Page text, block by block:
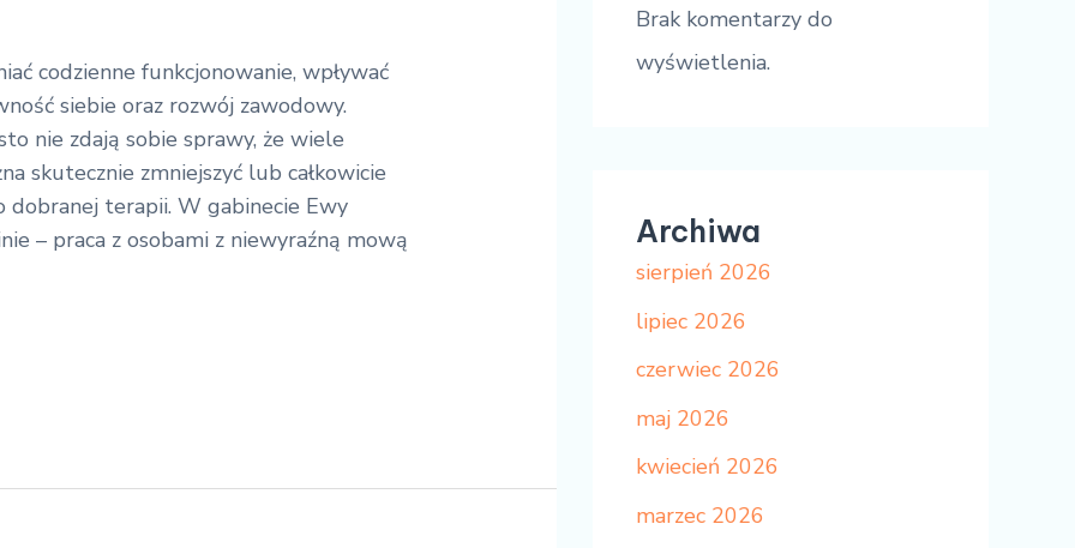
codzienne funkcjonowanie, wpływać
siebie oraz rozwój zawodowy.
nie zdają sobie sprawy, że wiele
skutecznie zmniejszyć lub całkowicie
terapii. W gabinecie Ewy
– praca z osobami z niewyraźną mową
Brak komentarzy do
wyświetlenia.
Archiwa
sierpień 2026
lipiec 2026
czerwiec 2026
maj 2026
kwiecień 2026
marzec 2026